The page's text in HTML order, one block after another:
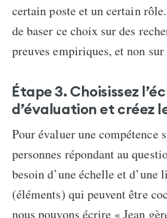
certain poste et un certain
de baser ce choix sur des
preuves empiriques, et non
Étape 3. Choisissez
d’évaluation et créez
Pour évaluer une compétence
personnes répondant au
besoin d’une échelle et d’une
(éléments) qui peuvent être
nous pouvons écrire « Jean